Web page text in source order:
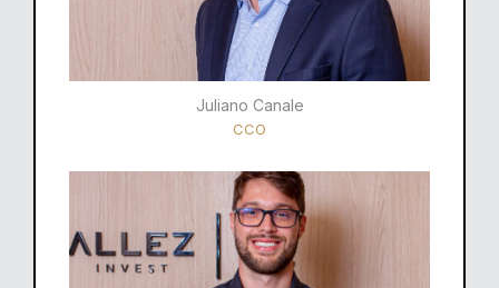
Juliano Canale
CCO